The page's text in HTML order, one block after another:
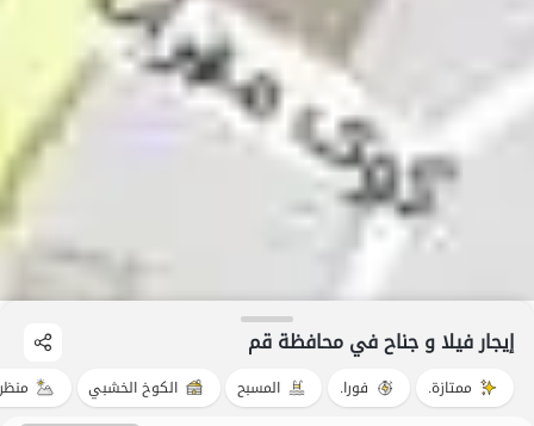
إيجار فيلا و جناح في محافظة قم
ممتازة. فورا. المسبح الكوخ الخشبي